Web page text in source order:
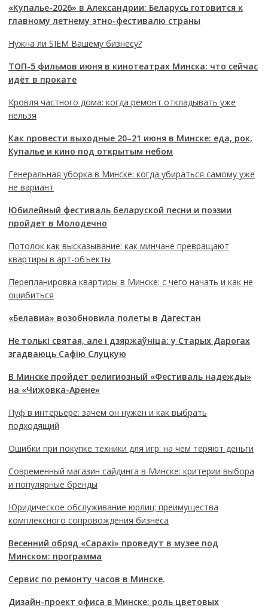
«Купалье-2026» в Александрии: Беларусь готовится к
главному летнему этно-фестивалю страны
Нужна ли SIEM Вашему бизнесу?
ТОП-5 фильмов июня в кинотеатрах Минска: что сейчас
идёт в прокате
Кровля частного дома: когда ремонт откладывать уже
нельзя
Как провести выходные 20–21 июня в Минске: еда, рок,
Купалье и кино под открытым небом
Генеральная уборка в Минске: когда убираться самому уже
не вариант
Юбилейный фестиваль беларуской песни и поэзии
пройдет в Молодечно
Потолок как высказывание: как минчане превращают
квартиры в арт-объекты
Перепланировка квартиры в Минске: с чего начать и как не
ошибиться
«Белавиа» возобновила полеты в Дагестан
Не толькі святая, але і дзяржаўніца: у Старых Дарогах
згадваюць Сафію Слуцкую
В Минске пройдет религиозный «Фестиваль надежды»
на «Чижовка-Арене»
Пуф в интерьере: зачем он нужен и как выбрать
подходящий
Ошибки при покупке техники для игр: на чем теряют деньги
Современный магазин сайдинга в Минске: критерии выбора
и популярные бренды
Юридическое обслуживание юрлиц: преимущества
комплексного сопровождения бизнеса
Весенний обряд «Саракі» проведут в музее под
Минском: программа
Сервис по ремонту часов в Минске.
Дизайн-проект офиса в Минске: роль цветовых